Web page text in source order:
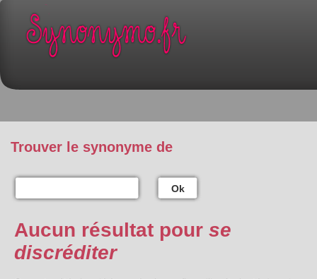
Trouver le synonyme de
Ok
Aucun résultat pour se
discréditer